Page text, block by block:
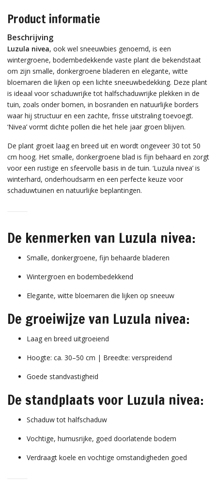
Product informatie
Beschrijving
Luzula nivea, ook wel sneeuwbies genoemd, is een
wintergroene, bodembedekkende vaste plant die bekendstaat
om zijn smalle, donkergroene bladeren en elegante, witte
bloemaren die lijken op een lichte sneeuwbedekking. Deze plant
is ideaal voor schaduwrijke tot halfschaduwrijke plekken in de
tuin, zoals onder bomen, in bosranden en natuurlijke borders
waar hij structuur en een zachte, frisse uitstraling toevoegt.
‘Nivea’ vormt dichte pollen die het hele jaar groen blijven.
De plant groeit laag en breed uit en wordt ongeveer 30 tot 50
cm hoog. Het smalle, donkergroene blad is fijn behaard en zorgt
voor een rustige en sfeervolle basis in de tuin. ‘Luzula nivea’ is
winterhard, onderhoudsarm en een perfecte keuze voor
schaduwtuinen en natuurlijke beplantingen.
De kenmerken van Luzula nivea:
Smalle, donkergroene, fijn behaarde bladeren
Wintergroen en bodembedekkend
Elegante, witte bloemaren die lijken op sneeuw
De groeiwijze van Luzula nivea:
Laag en breed uitgroeiend
Hoogte: ca. 30–50 cm | Breedte: verspreidend
Goede standvastigheid
De standplaats voor Luzula nivea:
Schaduw tot halfschaduw
Vochtige, humusrijke, goed doorlatende bodem
Verdraagt koele en vochtige omstandigheden goed